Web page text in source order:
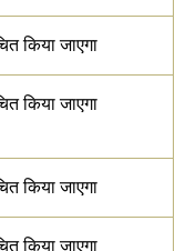
किया जाएगा
किया जाएगा
किया जाएगा